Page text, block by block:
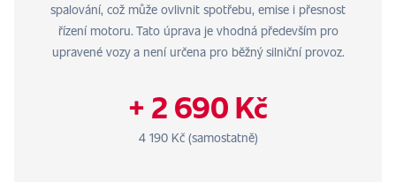
spalování, což může ovlivnit spotřebu, emise i přesnost
řízení motoru. Tato úprava je vhodná především pro
upravené vozy a není určena pro běžný silniční provoz.
+ 2 690 Kč
4 190 Kč (samostatně)